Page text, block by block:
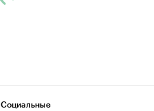
Социальные